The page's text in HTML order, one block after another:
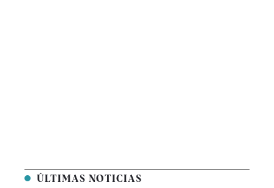
ÚLTIMAS NOTICIAS